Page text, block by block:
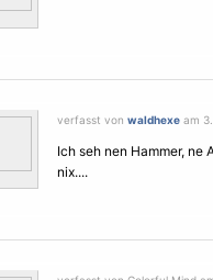
verfasst von waldhexe am
Ich seh nen Hammer, ne
nix....